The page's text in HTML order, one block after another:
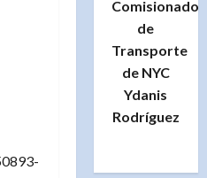
Comisionado
de
Transporte
de NYC
Ydanis
Rodríguez